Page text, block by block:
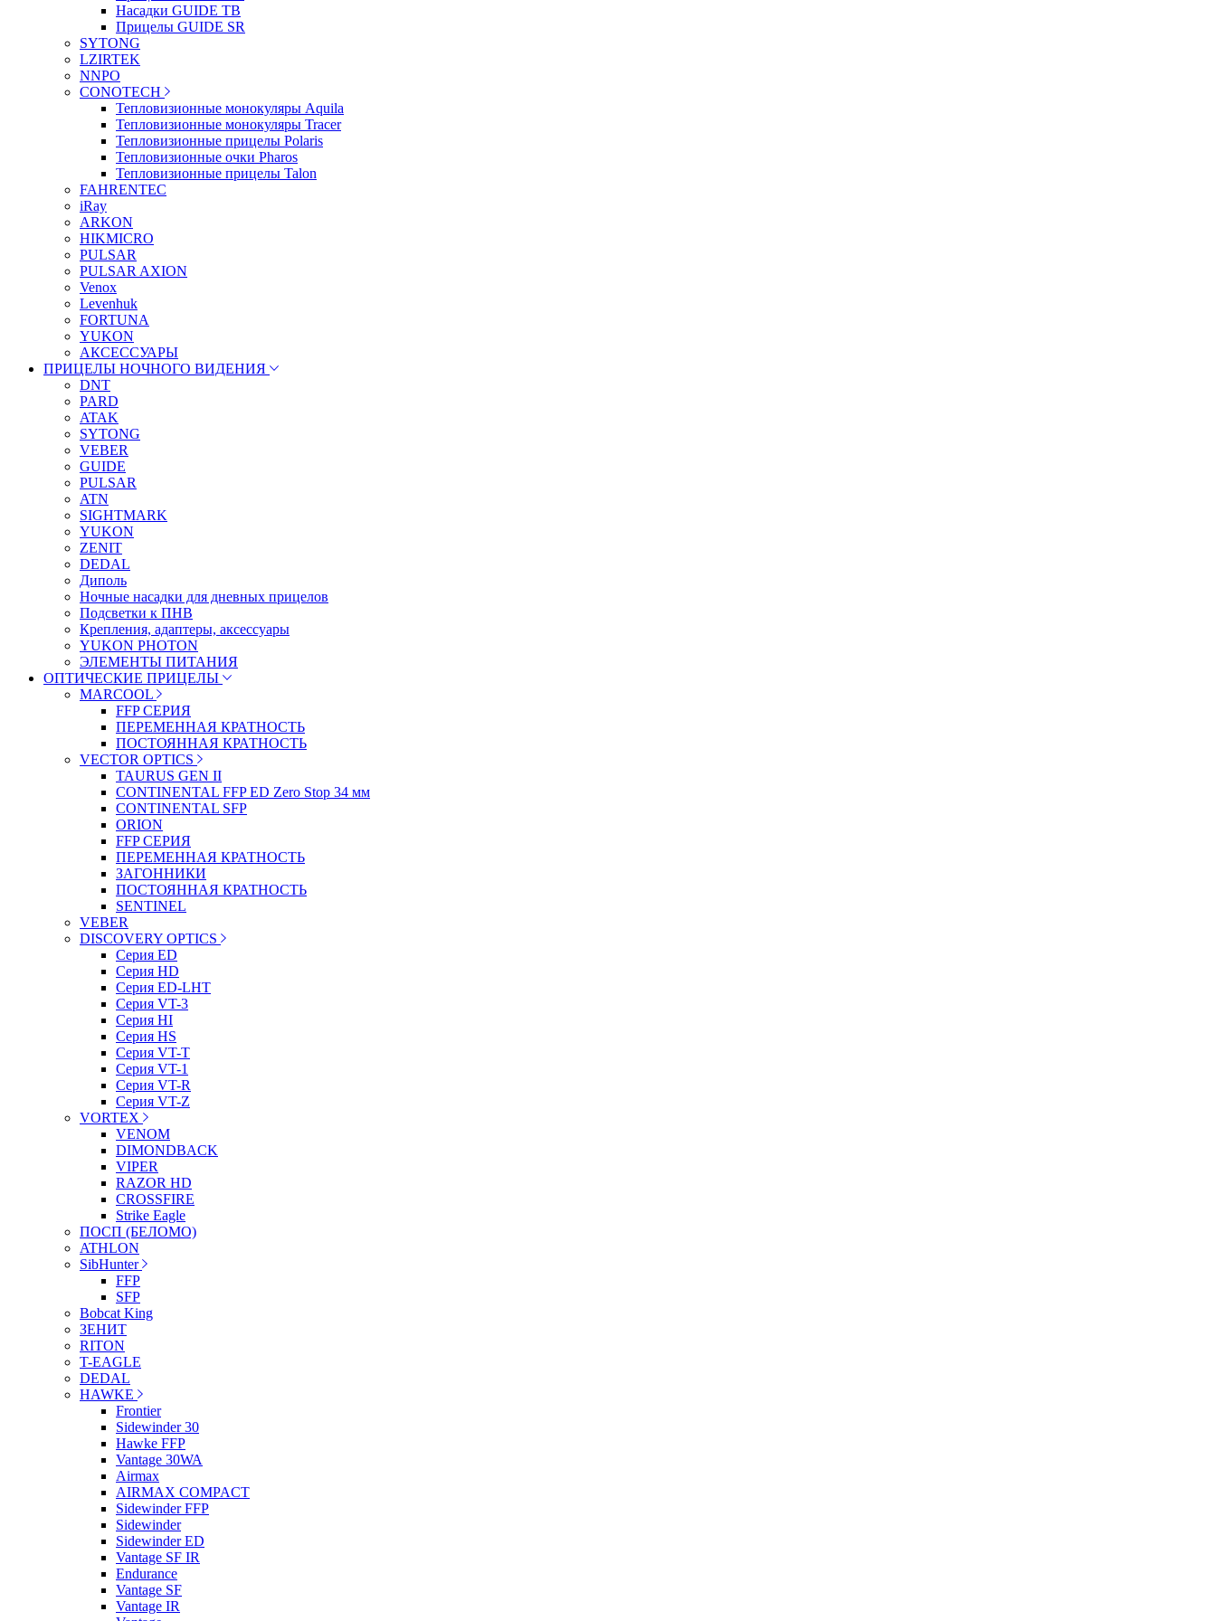
Насадки GUIDE TB
Прицелы GUIDE SR
SYTONG
LZIRTEK
NNPO
CONOTECH
Тепловизионные монокуляры Aquila
Тепловизионные монокуляры Tracer
Тепловизионные прицелы Polaris
Тепловизионные очки Pharos
Тепловизионные прицелы Talon
FAHRENTEC
iRay
ARKON
HIKMICRO
PULSAR
PULSAR AXION
Venox
Levenhuk
FORTUNA
YUKON
АКСЕССУАРЫ
ПРИЦЕЛЫ НОЧНОГО ВИДЕНИЯ
DNT
PARD
ATAK
SYTONG
VEBER
GUIDE
PULSAR
ATN
SIGHTMARK
YUKON
ZENIT
DEDAL
Диполь
Ночные насадки для дневных прицелов
Подсветки к ПНВ
Крепления, адаптеры, аксессуары
YUKON PHOTON
ЭЛЕМЕНТЫ ПИТАНИЯ
ОПТИЧЕСКИЕ ПРИЦЕЛЫ
MARCOOL
FFP СЕРИЯ
ПЕРЕМЕННАЯ КРАТНОСТЬ
ПОСТОЯННАЯ КРАТНОСТЬ
VECTOR OPTICS
TAURUS GEN II
CONTINENTAL FFP ED Zero Stop 34 мм
CONTINENTAL SFP
ORION
FFP СЕРИЯ
ПЕРЕМЕННАЯ КРАТНОСТЬ
ЗАГОННИКИ
ПОСТОЯННАЯ КРАТНОСТЬ
SENTINEL
VEBER
DISCOVERY OPTICS
Серия ED
Серия HD
Серия ED-LHT
Серия VT-3
Серия HI
Серия HS
Серия VT-T
Серия VT-1
Серия VT-R
Серия VT-Z
VORTEX
VENOM
DIMONDBACK
VIPER
RAZOR HD
CROSSFIRE
Strike Eagle
ПОСП (БЕЛОМО)
ATHLON
SibHunter
FFP
SFP
Bobcat King
ЗЕНИТ
RITON
T-EAGLE
DEDAL
HAWKE
Frontier
Sidewinder 30
Hawke FFP
Vantage 30WA
Airmax
AIRMAX COMPACT
Sidewinder FFP
Sidewinder
Sidewinder ED
Vantage SF IR
Endurance
Vantage SF
Vantage IR